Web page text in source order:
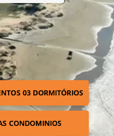
03 DORMITÓRIOS
CONDOMINIOS